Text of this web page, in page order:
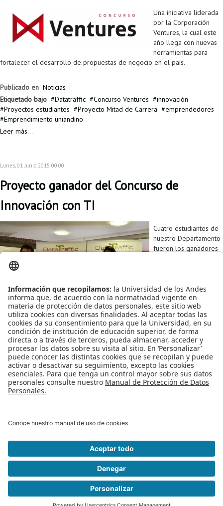
Una iniciativa liderada
por la Corporación
Ventures, la cual este
año llega con nuevas
herramientas para
fortalecer el desarrollo de propuestas de negocio en el país.
Publicado en Noticias
Etiquetado bajo
Datatraffic Concurso Ventures
innovación
Proyectos estudiantes
Proyecto Mitad de Carrera
emprendedores
Emprendimiento uniandino
Leer más...
Lunes, 01 Junio 2015 00:00
Proyecto ganador del Concurso de
Innovación con TI
Cuatro estudiantes de
nuestro Departamento
fueron los ganadores
proyecto ‘Should I?’
Soporte en la Toma de
Decisión, un motor de
búsqueda
especializado para la
toma de decisiones.
Publicado en
Noticias
Etiquetado bajo
Concurso de Innovación con TI TI
Tecnologías de
Información
Tecnologías de punta
Emprendimiento uniandino
Proyectos estudiantes